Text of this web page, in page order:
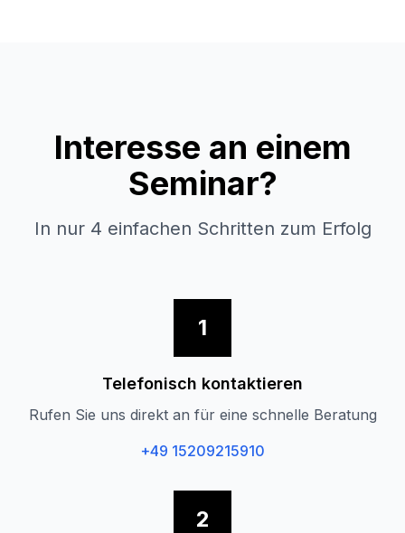
Interesse an einem
Seminar?
In nur 4 einfachen Schritten zum Erfolg
1
Telefonisch kontaktieren
Rufen Sie uns direkt an für eine schnelle Beratung
+49 15209215910
2